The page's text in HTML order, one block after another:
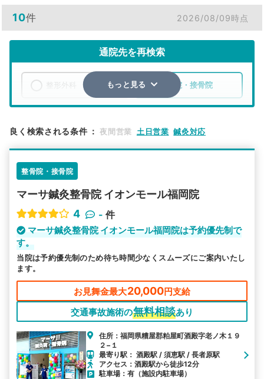
10件 2026/08/09時点
通院先を再検索
整骨院・接骨院
検索する
駅から探す 院名から探す
もっと見る
良く検索される条件 ： 夜間営業 土日営業 鍼灸対応
整骨院・接骨院
マーサ鍼灸整骨院 イオンモール福岡院
4
- 件
マーサ鍼灸整骨院 イオンモール福岡院は予約優先制で
す。
当院は予約優先制のため待ち時間少なくスムーズにご案内いたし
ます。
お見舞金最大20,000円支給
交通事故施術の無料相談あり
住所：福岡県糟屋郡粕屋町酒殿字老ノ木１９
２−１
最寄り駅： 酒殿駅 / 須恵駅 / 長者原駅
アクセス：酒殿駅から徒歩12分
駐車場：有（施設内駐車場）